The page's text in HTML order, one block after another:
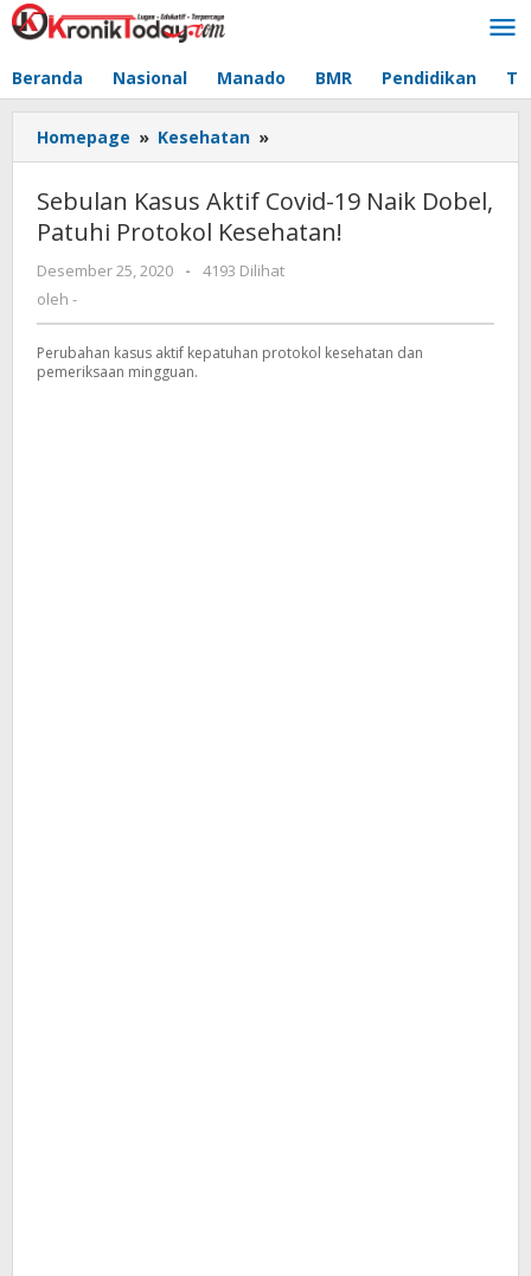
Lewati
ke
Beranda Nasional Manado BMR Pendidikan
Homepage » Kesehatan »
Kasus
Covid-
19
Naik
Kesehatan!
Sebulan Kasus Aktif Covid-19 Naik Dobel,
Patuhi Protokol Kesehatan!
Desember 25, 2020
oleh
-
4193 Dilihat
oleh -
Perubahan kasus aktif kepatuhan protokol kesehatan dan
pemeriksaan mingguan.